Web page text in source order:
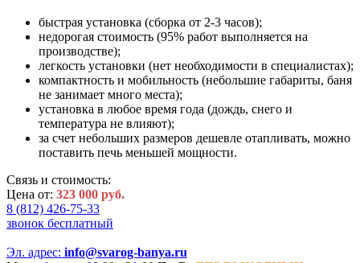
быстрая установка (сборка от 2-3 часов);
недорогая стоимость (95% работ выполняется на
производстве);
легкость установки (нет необходимости в специалистах);
компактность и мобильность (небольшие габариты, баня
не занимает много места);
установка в любое время года (дождь, снего и
температура не влияют);
за счет небольших размеров дешевле отапливать, можно
поставить печь меньшей мощности.
Связь и стоимость:
Цена от: 323 000 руб.
8 (812) 426-75-33
звонок бесплатный
Эл. адрес: info@svarog-banya.ru